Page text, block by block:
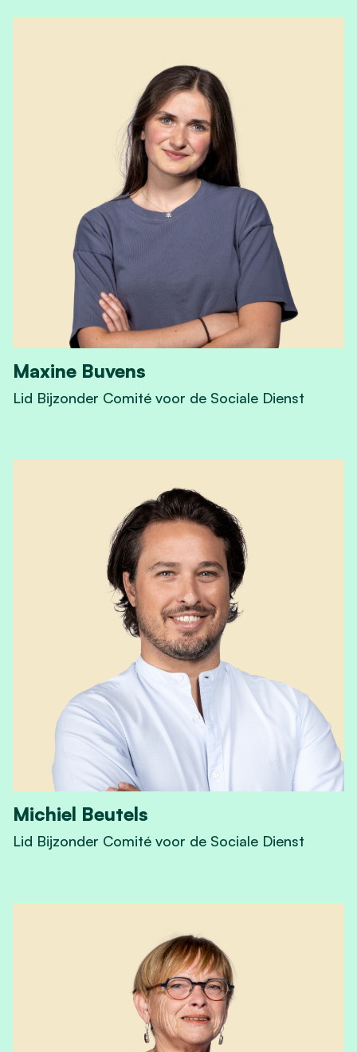
Maxine Buvens
Lid Bijzonder Comité voor de Sociale Dienst
Michiel Beutels
Lid Bijzonder Comité voor de Sociale Dienst